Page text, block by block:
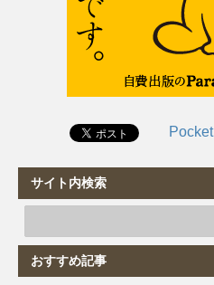
Pocket
サイト内検索
おすすめ記事